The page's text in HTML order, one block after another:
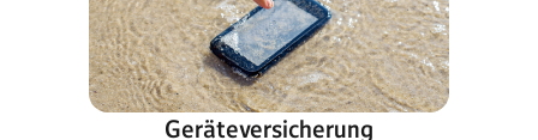
Geräteversicherung